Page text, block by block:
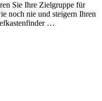
Sie Ihre Zielgruppe für
noch nie und steigern Ihren
…